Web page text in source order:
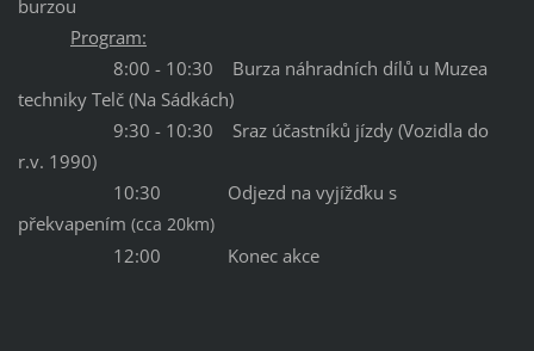
burzou
Program:
8:00 - 10:30 Burza náhradních dílů u Muzea
techniky Telč (Na Sádkách)
9:30 - 10:30 Sraz účastníků jízdy (Vozidla do
r.v. 1990)
10:30 Odjezd na vyjížďku s
překvapením (cca 20km)
12:00 Konec akce